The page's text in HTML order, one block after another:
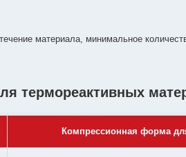
материала, минимальное
термореактивных
Компрессионная форма